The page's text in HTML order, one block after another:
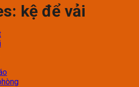
kệ để vải